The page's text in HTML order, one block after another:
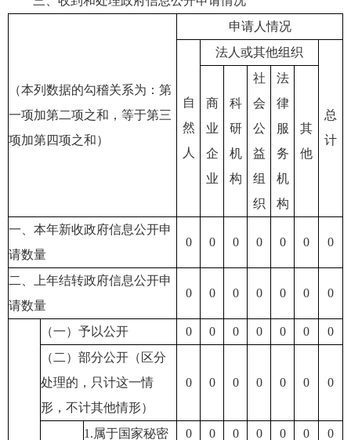
（本列数据的勾稽关系为：第
一项加第二项之和，等于第三
项加第四项之和）
申请人情况
自
然
人
法人或其他组织
总
计
商
业
企
业
科
研
机
构
社
会
公
益
组
织
法
律
服
务
机
构
其
他
一、本年新收政府信息公开申
请数量
0 0 0 0 0 0 0
二、上年结转政府信息公开申
请数量
0 0 0 0 0 0 0
（一）予以公开 0 0 0 0 0 0
0
（二）部分公开（区分
处理的，只计这一情
形，不计其他情形）
0 0 0 0 0 0 0
1.属于国家秘密 0 0 0 0 0 0
0